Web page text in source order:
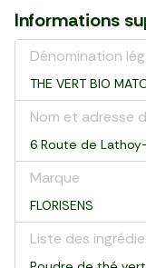
Informations
Dénomination
THE VERT BIO
Nom et adresse
6 Route de
Marque
FLORISENS
Liste des